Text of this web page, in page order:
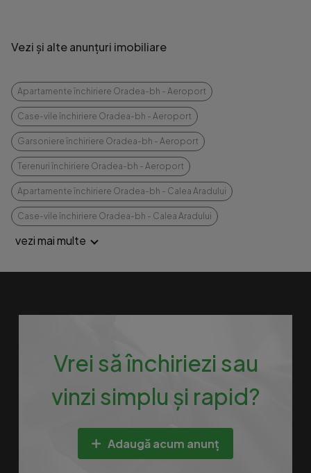
Vezi și alte anunțuri imobiliare
Apartamente închiriere Oradea-bh - Aeroport
Case-vile închiriere Oradea-bh - Aeroport
Garsoniere închiriere Oradea-bh - Aeroport
Terenuri închiriere Oradea-bh - Aeroport
Apartamente închiriere Oradea-bh - Calea Aradului
Case-vile închiriere Oradea-bh - Calea Aradului
vezi mai multe
Vrei să închiriezi sau
vinzi simplu și rapid?
Adaugă acum anunț